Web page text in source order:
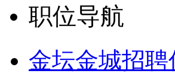
职位导航
金坛金城招聘